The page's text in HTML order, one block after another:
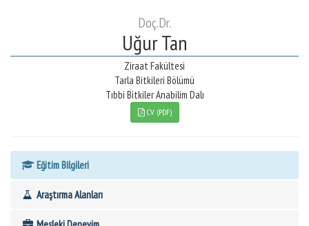
Doç.Dr.
Uğur Tan
Ziraat Fakültesi
Tarla Bitkileri Bölümü
Tıbbi Bitkiler Anabilim Dalı
CV (PDF)
Eğitim Bilgileri
Araştırma Alanları